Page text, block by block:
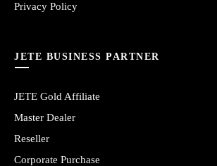
Privacy Policy
JETE BUSINESS PARTNER
JETE Gold Affiliate
Master Dealer
Reseller
Corporate Purchase